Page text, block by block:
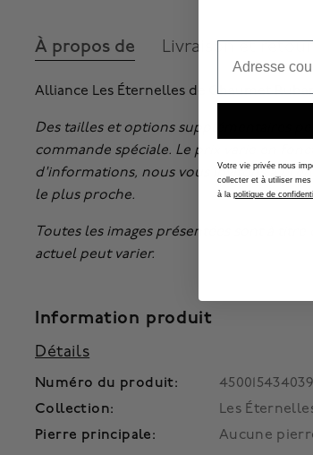
À propos de Livraison et
Alliance Les Éternelles de Chaumet
Des tailles et options supplémentaires
commande spéciale. Le prix varie en
d'informations, nous vous invitons à
le plus proche.
Toutes les images présentées sont à
actuel peut varier.
Information produit
Détails
Numéro du produit:
450015434039
Collection:
Les
Pierre principale:
Aucune
Votre vie privée nous
collecter et à utiliser mes
à la politique de